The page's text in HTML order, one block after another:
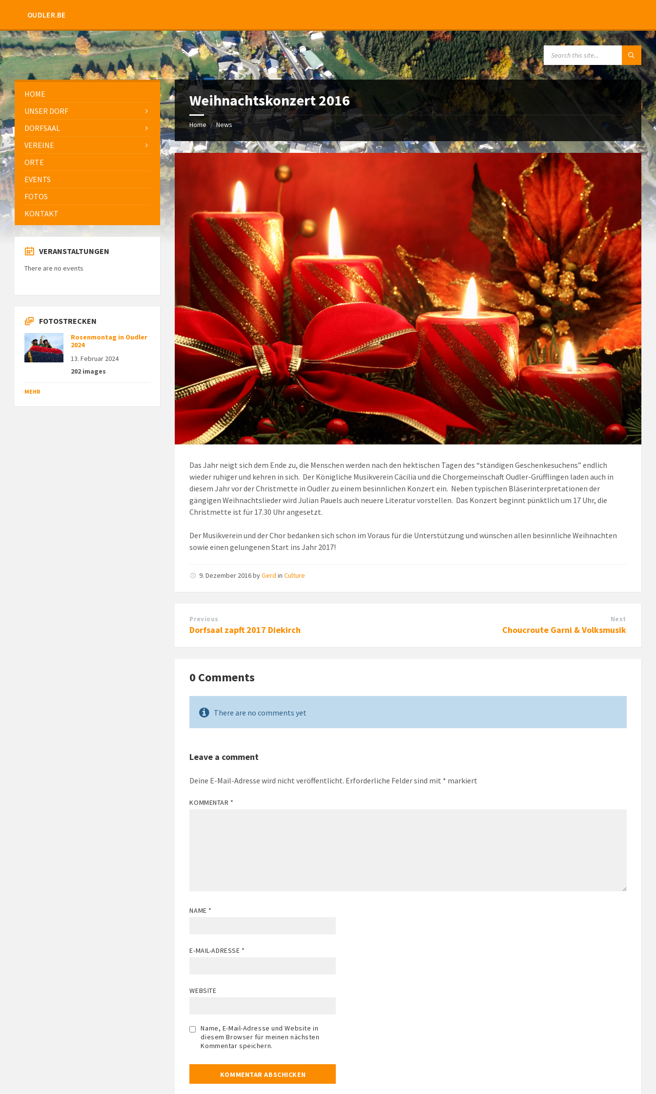
OUDLER.BE
Weihnachtskonzert 2016
Home / News
Das Jahr neigt sich dem Ende zu, die Menschen werden nach den hektischen Tagen des “ständigen Geschenkesuchens” endlich
wieder ruhiger und kehren in sich. Der Königliche Musikverein Cäcilia und die Chorgemeinschaft Oudler-Grüfflingen laden auch in
diesem Jahr vor der Christmette in Oudler zu einem besinnlichen Konzert ein. Neben typischen Bläserinterpretationen der
gängigen Weihnachtslieder wird Julian Pauels auch neuere Literatur vorstellen. Das Konzert beginnt pünktlich um 17 Uhr, die
Christmette ist für 17.30 Uhr angesetzt.
Der Musikverein und der Chor bedanken sich schon im Voraus für die Unterstützung und wünschen allen besinnliche Weihnachten
sowie einen gelungenen Start ins Jahr 2017!
9. Dezember 2016byGerd inCulture
Previous
Dorfsaal zapft 2017 Diekirch
Next
Choucroute Garni & Volksmusik
0 Comments
There are no comments yet
Leave a comment
Deine E-Mail-Adresse wird nicht veröffentlicht. Erforderliche Felder sind mit * markiert
KOMMENTAR *
NAME *
E-MAIL-ADRESSE *
WEBSITE
Name, E-Mail-Adresse und Website in
diesem Browser für meinen nächsten
Kommentar speichern.
HOME
UNSER DORF
DORFSAAL
VEREINE
ORTE
EVENTS
FOTOS
KONTAKT
VERANSTALTUNGEN
There are no events
FOTOSTRECKEN
Rosenmontag in Oudler
2024
13. Februar 2024
202 images
MEHR